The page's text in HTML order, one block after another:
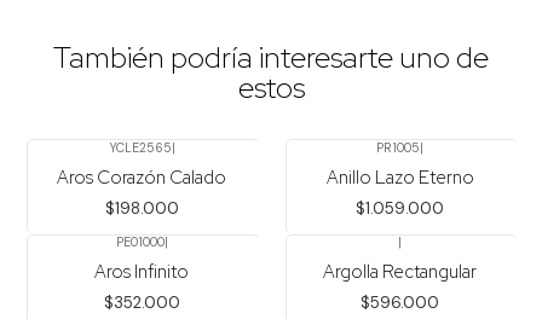
También podría interesarte uno de
estos
YCLE2565|
Aros Corazón Calado
$198.000
PR1005|
Anillo Lazo Eterno
$1.059.000
PE01000|
Aros Infinito
$352.000
Argolla Rectangular
$596.000